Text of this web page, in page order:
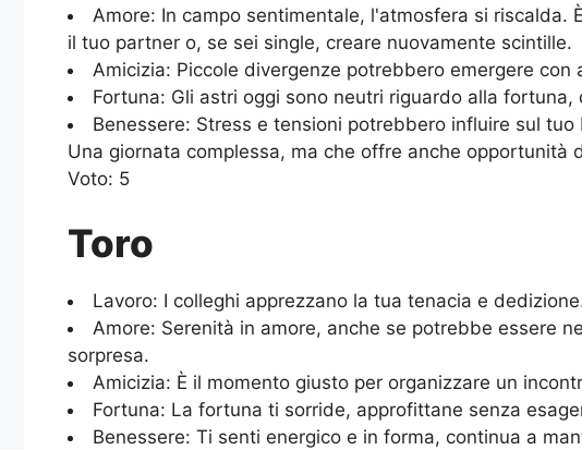
Amore: In campo sentimentale, l'atmosfera si
il tuo partner o, se sei single, creare nuovamente scintille.
Amicizia: Piccole divergenze potrebbero emergere
Fortuna: Gli astri oggi sono neutri riguardo alla
Benessere: Stress e tensioni potrebbero influire sul
Una giornata complessa, ma che offre anche
Voto: 5
Toro
Lavoro: I colleghi apprezzano la tua tenacia e
Amore: Serenità in amore, anche se potrebbe essere
sorpresa.
Amicizia: È il momento giusto per organizzare un
Fortuna: La fortuna ti sorride, approfittane senza
Benessere: Ti senti energico e in forma, continua a